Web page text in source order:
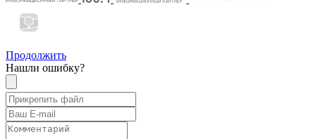
Продолжить
Нашли ошибку?